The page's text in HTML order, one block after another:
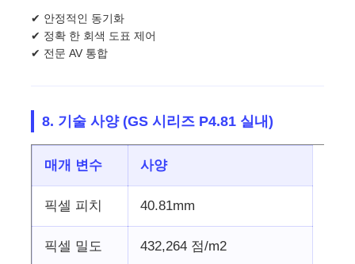
✔ 안정적인 동기화
✔ 정확 한 회색 도표 제어
✔ 전문 AV 통합
8. 기술 사양 (GS 시리즈 P4.81 실내)
매개 변수 사양
픽셀 피치 40.81mm
픽셀 밀도 432,264 점/m2